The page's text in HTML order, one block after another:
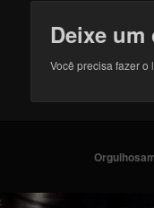
Deixe
Você precisa fazer o